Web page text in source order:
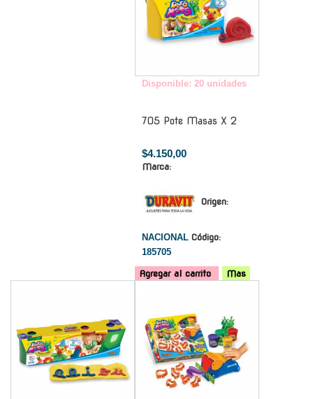
Disponible: 20 unidades
705 Pote Masas X 2
$4.150,00
Marca:
Origen:
NACIONAL Código:
185705
Agregar al carrito
Mas